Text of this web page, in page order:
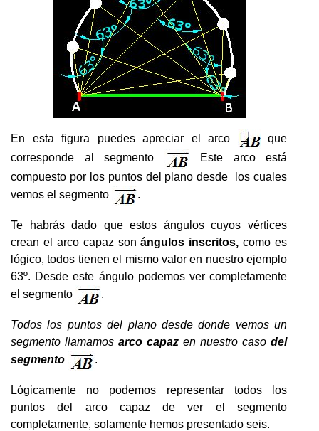
En esta figura puedes apreciar el arco
que
corresponde al segmento
Este arco está
compuesto por los puntos del plano desde los cuales
vemos el segmento
.
Te habrás dado que estos ángulos cuyos vértices
crean el arco capaz sonángulos inscritos, como es
lógico, todos tienen el mismo valor en nuestro ejemplo
63º. Desde este ángulo podemos ver completamente
el segmento
.
Todos los puntos del plano desde donde vemos un
segmento llamamos arco capaz en nuestro caso del
segmento
.
Lógicamente no podemos representar todos los
puntos del arco capaz de ver el segmento
completamente, solamente hemos presentado seis.